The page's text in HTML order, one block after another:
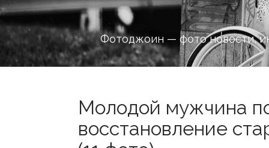
Фотоджоин — фото новости,
Молодой мужчина
восстановление